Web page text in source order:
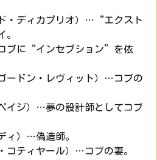
・ディカプリオ）…“エクスト
。
ブに“インセプション”を依
ードン・レヴィット）…コブの
イジ）…夢の設計師としてコブ
ィ）…偽造師。
コティヤール）…コブの妻。